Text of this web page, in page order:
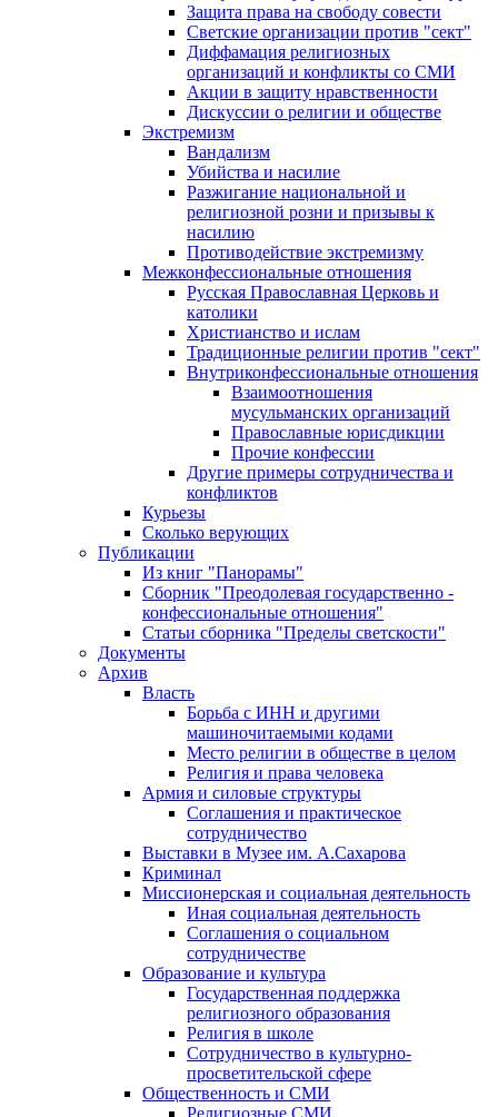
Защита права на свободу совести
Светские организации против "сект"
Диффамация религиозных
организаций и конфликты со СМИ
Акции в защиту нравственности
Дискуссии о религии и обществе
Экстремизм
Вандализм
Убийства и насилие
Разжигание национальной и
религиозной розни и призывы к
насилию
Противодействие экстремизму
Межконфессиональные отношения
Русская Православная Церковь и
католики
Христианство и ислам
Традиционные религии против "сект"
Внутриконфессиональные отношения
Взаимоотношения
мусульманских организаций
Православные юрисдикции
Прочие конфессии
Другие примеры сотрудничества и
конфликтов
Курьезы
Сколько верующих
Публикации
Из книг "Панорамы"
Сборник "Преодолевая государственно -
конфессиональные отношения"
Статьи сборника "Пределы светскости"
Документы
Архив
Власть
Борьба с ИНН и другими
машиночитаемыми кодами
Место религии в обществе в целом
Религия и права человека
Армия и силовые структуры
Соглашения и практическое
сотрудничество
Выставки в Музее им. А.Сахарова
Криминал
Миссионерская и социальная деятельность
Иная социальная деятельность
Соглашения о социальном
сотрудничестве
Образование и культура
Государственная поддержка
религиозного образования
Религия в школе
Сотрудничество в культурно-
просветительской сфере
Общественность и СМИ
Религиозные СМИ